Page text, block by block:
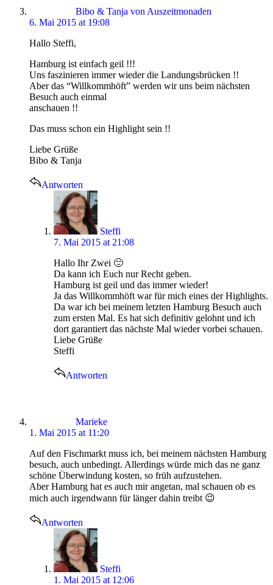
Bibo & Tanja von Auszeitmonaden
6. Mai 2015 at 19:08
Hallo Steffi,
Hamburg ist einfach geil !!!
Uns faszinieren immer wieder die Landungsbrücken !!
Aber das “Willkommhöft” werden wir uns beim nächsten
Besuch auch einmal
anschauen !!
Das muss schon ein Highlight sein !!
Liebe Grüße
Bibo & Tanja
Antworten
says:
Steffi
7. Mai 2015 at 21:08
Hallo Ihr Zwei 🙂
Da kann ich Euch nur Recht geben.
Hamburg ist geil und das immer wieder!
Ja das Willkommhöft war für mich eines der Highlights.
Da war ich bei meinem letzten Hamburg Besuch auch
zum ersten Mal. Es hat sich definitiv gelohnt und ich
dort garantiert das nächste Mal wieder vorbei schauen.
Liebe Grüße
Steffi
Antworten
Marieke
1. Mai 2015 at 11:20
Auf den Fischmarkt muss ich, bei meinem nächsten Hamburg
besuch, auch unbedingt. Allerdings würde mich das ne ganz
schöne Überwindung kosten, so früh aufzustehen.
Aber Hamburg hat es auch mir angetan, mal schauen ob es
mich auch irgendwann für länger dahin treibt 😉
Antworten
says:
Steffi
1. Mai 2015 at 12:06